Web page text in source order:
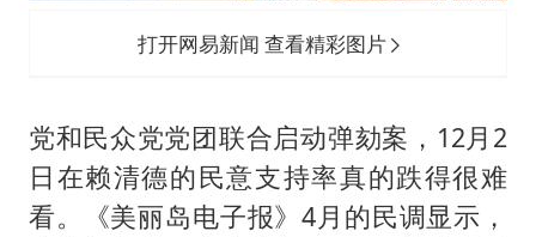
打开网易新闻 查看精彩图片
党和民众党党团联合启动弹劾案，12月2
日在赖清德的民意支持率真的跌得很难
看。《美丽岛电子报》4月的民调显示，